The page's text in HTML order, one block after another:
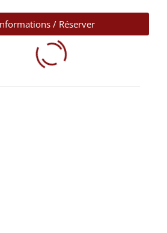
/ Réserver